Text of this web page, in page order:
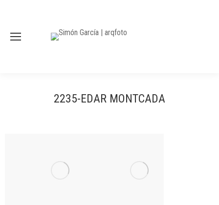
2235-EDAR MONTCADA